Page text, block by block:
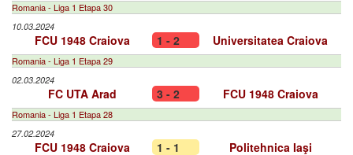
Romania - Liga 1 Etapa 30
10.03.2024
FCU 1948 Craiova 1 - 2 Universitatea Craiova
Romania - Liga 1 Etapa 29
02.03.2024
FC UTA Arad 3 - 2 FCU 1948 Craiova
Romania - Liga 1 Etapa 28
27.02.2024
FCU 1948 Craiova 1 - 1 Politehnica Iaşi